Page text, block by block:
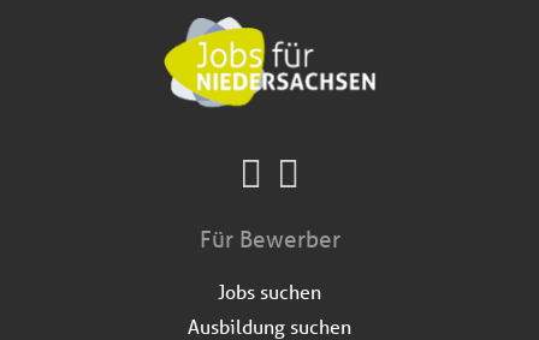
Für Bewerber
Jobs suchen
Ausbildung suchen